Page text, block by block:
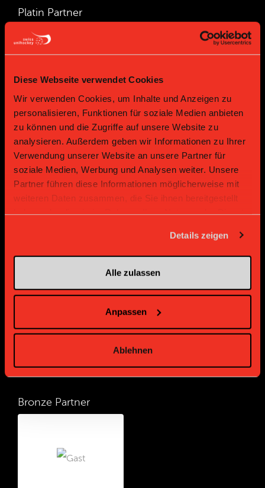
Diese Webseite verwendet Cookies
Wir verwenden Cookies, um Inhalte und Anzeigen zu
personalisieren, Funktionen für soziale Medien anbieten
zu können und die Zugriffe auf unsere Website zu
analysieren. Außerdem geben wir Informationen zu Ihrer
Verwendung unserer Website an unsere Partner für
soziale Medien, Werbung und Analysen weiter. Unsere
Partner führen diese Informationen möglicherweise mit
weiteren Daten zusammen, die Sie ihnen bereitgestellt
Details zeigen
Alle zulassen
Anpassen
Ablehnen
Platin Partner
Gold Partner Gold Partner
Gold Partner
Bronze Partner